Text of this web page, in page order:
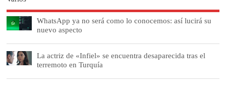
WhatsApp ya no será como lo conocemos: así lucirá su
nuevo aspecto
La actriz de «Infiel» se encuentra desaparecida tras el
terremoto en Turquía